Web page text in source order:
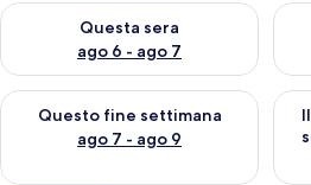
Questa sera
ago 6 - ago 7
Verifica la disponibilità per questa
Questo fine settimana
ago 7 - ago 9
Verifica la disponibilità per questo